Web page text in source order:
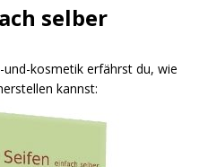
selber
kosmetik erfährst du, wie
kannst: